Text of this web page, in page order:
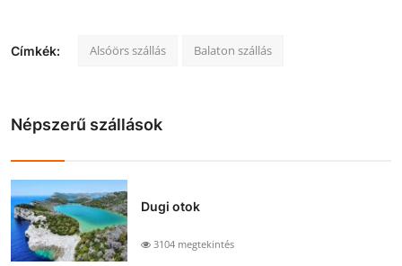
Címkék: Alsóörs szállás Balaton szállás
Népszerű szállások
Dugi otok
3104 megtekintés